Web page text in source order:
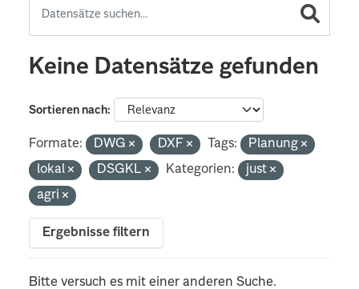
Keine Datensätze gefunden
Sortieren nach
Formate: DWG DXF Tags:
Planung
lokal
DSGKL Kategorien:
just
agri
Ergebnisse filtern
Bitte versuch es mit einer anderen Suche.